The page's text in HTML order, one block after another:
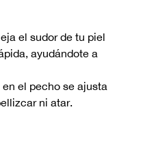
el sudor de tu piel
ayudándote a
el pecho se ajusta
ni atar.